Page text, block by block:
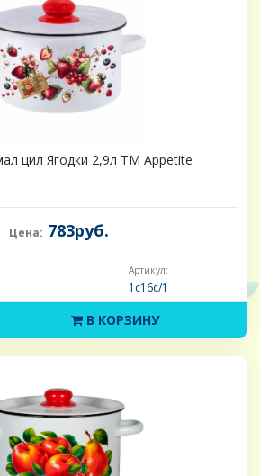
цил Ягодки 2,9л ТМ Appetite
Цена: 783руб.
Артикул:
1с16с/1
В КОРЗИНУ